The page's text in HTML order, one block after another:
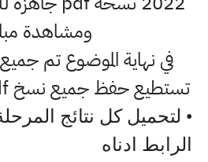
ومشاهدة
في نهاية الموضوع تم
تستطيع حفظ جميع نسخ pdf النتائج الدراسية
• لتحميل كل نتائج
الرابط ادناه